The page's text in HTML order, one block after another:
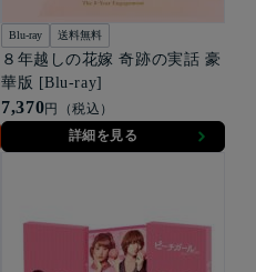
Blu-ray 送料無料
８年越しの花嫁 奇跡の実話 豪
華版 [Blu-ray]
7,370円（税込）
詳細を見る